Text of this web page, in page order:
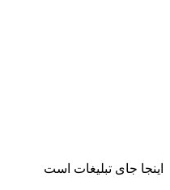
جای تبلیغات است